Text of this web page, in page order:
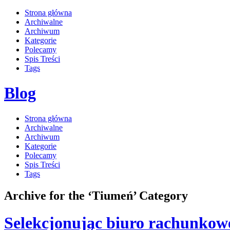
Strona główna
Archiwalne
Archiwum
Kategorie
Polecamy
Spis Treści
Tags
Blog
Strona główna
Archiwalne
Archiwum
Kategorie
Polecamy
Spis Treści
Tags
Archive for the ‘Tiumeń’ Category
Selekcjonując biuro